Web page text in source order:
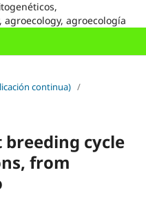
agroecología
continua) /
cycle
from